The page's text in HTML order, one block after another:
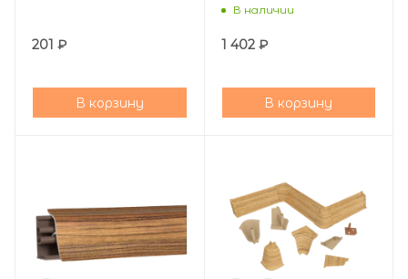
201 ₽
В корзину
В наличии
1 402₽
В корзину